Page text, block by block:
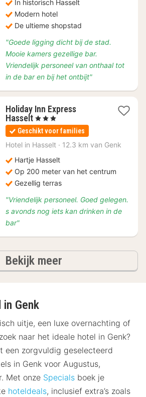
In historisch Hasselt
Modern hotel
De ultieme shopstad
"Goede ligging dicht bij de stad.
Mooie kamers gezellige bar.
Vriendelijk personeel van onthaal tot
in de bar en bij het ontbijt"
Holiday Inn Express
Hasselt1
nacht
vanaf
€
, 3 Sterren
Geschikt voor families
Hotel in Hasselt · 12.3 km van Genk
Hartje Hasselt
Op 200 meter van het centrum
Gezellig terras
"Vriendelijk personeel. Goed gelegen.
s avonds nog iets kan drinken in de
bar"
Bekijk meerhotels
Genk
uitje, een luxe overnachting of
naar het ideale hotel in Genk?
een zorgvuldig geselecteerd
in Genk voor Augustus,
Met onze Specials boek je
hoteldeals, inclusief extra’s zoals